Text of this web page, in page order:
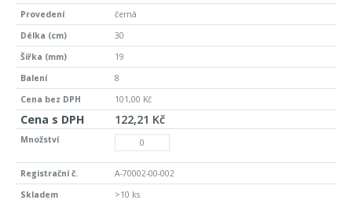
černá
30
19
8
101,00 Kč
122,21 Kč
A-70002-00-002
>10 ks